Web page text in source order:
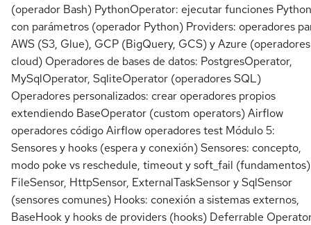
(operador Bash) PythonOperator: ejecutar funciones Python
con parámetros (operador Python) Providers: operadores
AWS (S3, Glue), GCP (BigQuery, GCS) y Azure (operadores
cloud) Operadores de bases de datos: PostgresOperator,
MySqlOperator, SqliteOperator (operadores SQL)
Operadores personalizados: crear operadores propios
extendiendo BaseOperator (custom operators) Airflow
operadores código Airflow operadores test Módulo 5:
Sensores y hooks (espera y conexión) Sensores: concepto,
modo poke vs reschedule, timeout y soft_fail (fundamentos)
FileSensor, HttpSensor, ExternalTaskSensor y SqlSensor
(sensores comunes) Hooks: conexión a sistemas externos,
BaseHook y hooks de providers (hooks) Deferrable